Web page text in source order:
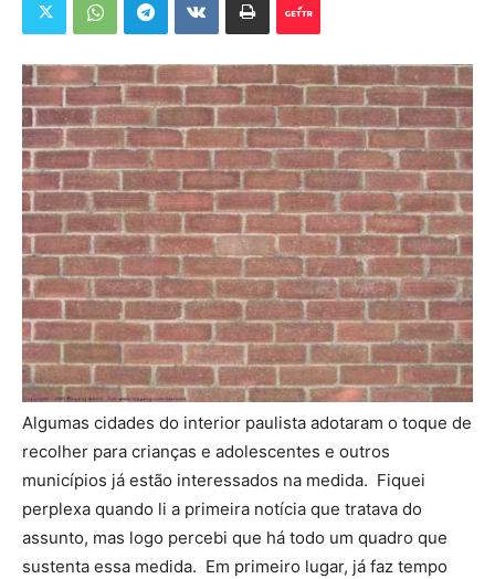
Algumas cidades do interior paulista adotaram o toque de
recolher para crianças e adolescentes e outros
municípios já estão interessados na medida. Fiquei
perplexa quando li a primeira notícia que tratava do
assunto, mas logo percebi que há todo um quadro que
sustenta essa medida. Em primeiro lugar, já faz tempo